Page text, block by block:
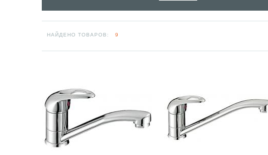
НАЙДЕНО ТОВАРОВ: 9